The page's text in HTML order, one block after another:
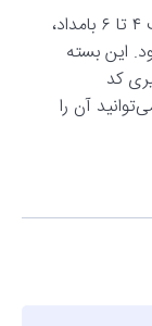
در تمام سحرگاه‌های ماه مبارک رمضان، از ساعت ۴ تا ۶ بامداد،
این بسته
کد
آن را